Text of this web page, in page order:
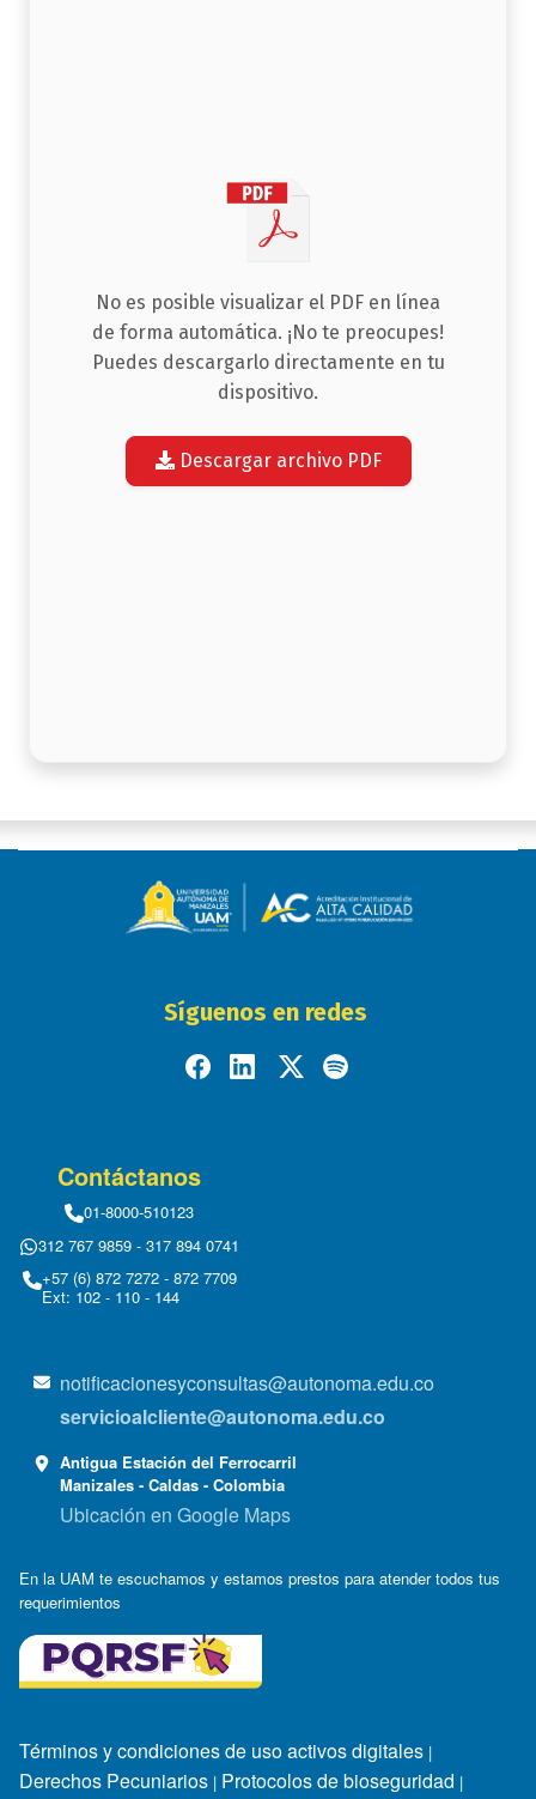
No es posible visualizar el PDF en línea
de forma automática. ¡No te preocupes!
Puedes descargarlo directamente en tu
dispositivo.
Descargar archivo PDF
Síguenos en redes
Contáctanos
01-8000-510123
312 767 9859 - 317 894 0741
+57 (6) 872 7272 - 872 7709
Ext: 102 - 110 - 144
notificacionesyconsultas@autonoma.edu.co
servicioalcliente@autonoma.edu.co
Antigua Estación del Ferrocarril
Manizales - Caldas - Colombia
Ubicación en Google Maps
En la UAM te escuchamos y estamos prestos para atender todos tus
requerimientos
Términos y condiciones de uso activos digitales |
Derechos Pecuniarios | Protocolos de bioseguridad |